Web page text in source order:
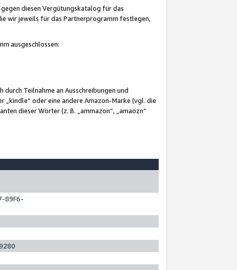
diesen Vergütungskatalog für das
wir jeweils für das Partnerprogramm festlegen,
ausgeschlossen:
Teilnahme an Ausschreibungen und
oder eine andere Amazon-Marke (vgl. die
dieser Wörter (z. B. „ammazon“, „amaozn“
89F6-